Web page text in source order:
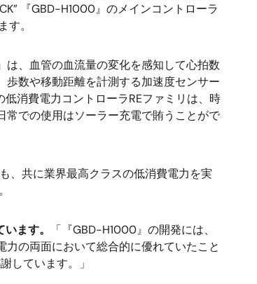
『GBD-H1000』のメインコントローラ
。
、血管の血流量の変化を感知して心拍数
数や移動距離を計測する加速度センサー
消費電力コントローラREファミリは、時
での使用はソーラー充電で賄うことがで
、共に業界最高クラスの低消費電力を実
ます。
「『GBD-H1000』の開発には、
の両面において総合的に優れていたこと
しています。」